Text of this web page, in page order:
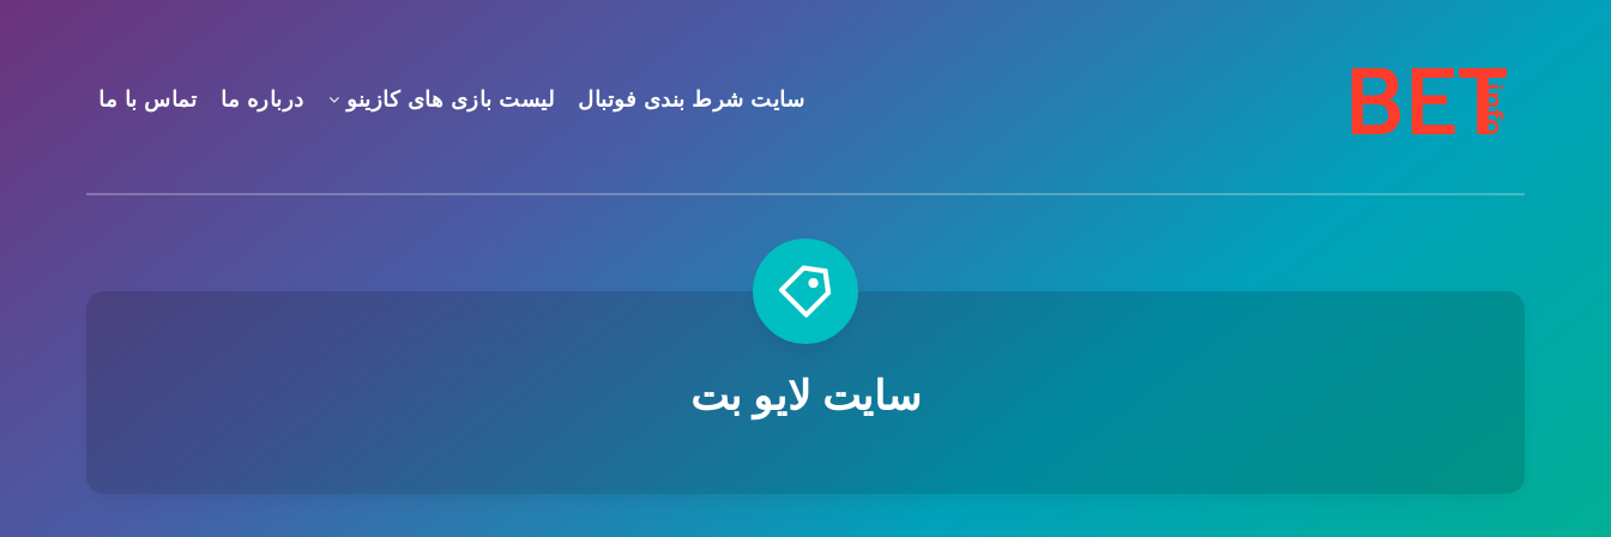
سایت شرط بندی فوتبال لیست بازی های کازینو درباره ما تماس با ما
سايت لايو بت